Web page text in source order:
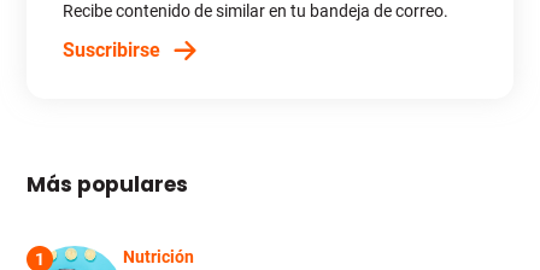
Recibe contenido de similar en tu bandeja de correo.
Suscribirse
Más populares
1 Nutrición